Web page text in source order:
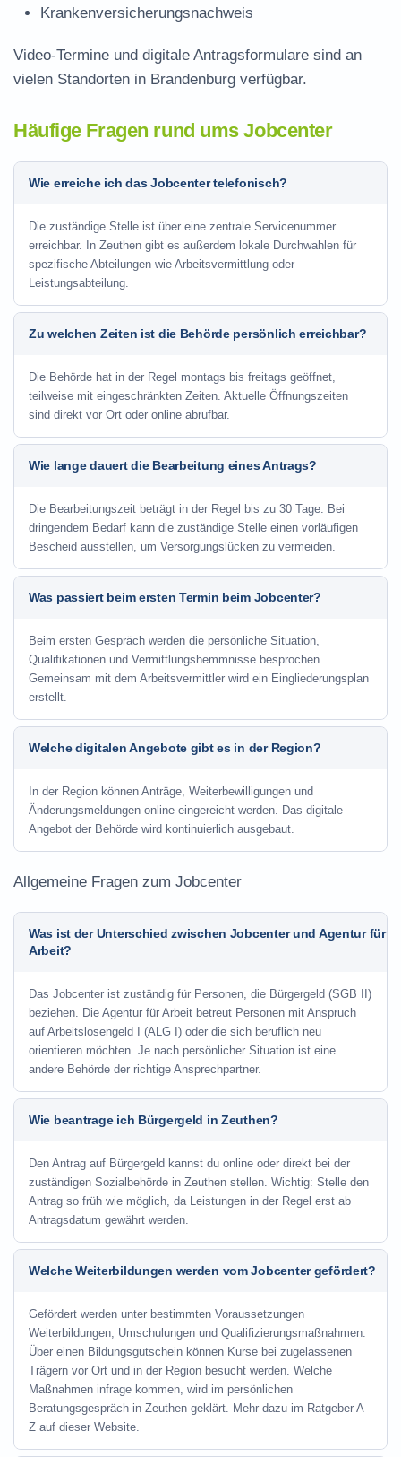
Krankenversicherungsnachweis
Video-Termine und digitale Antragsformulare sind an
vielen Standorten in Brandenburg verfügbar.
Häufige Fragen rund ums Jobcenter
Wie erreiche ich das Jobcenter telefonisch?
Die zuständige Stelle ist über eine zentrale Servicenummer
erreichbar. In Zeuthen gibt es außerdem lokale Durchwahlen für
spezifische Abteilungen wie Arbeitsvermittlung oder
Leistungsabteilung.
Zu welchen Zeiten ist die Behörde persönlich erreichbar?
Die Behörde hat in der Regel montags bis freitags geöffnet,
teilweise mit eingeschränkten Zeiten. Aktuelle Öffnungszeiten
sind direkt vor Ort oder online abrufbar.
Wie lange dauert die Bearbeitung eines Antrags?
Die Bearbeitungszeit beträgt in der Regel bis zu 30 Tage. Bei
dringendem Bedarf kann die zuständige Stelle einen vorläufigen
Bescheid ausstellen, um Versorgungslücken zu vermeiden.
Was passiert beim ersten Termin beim Jobcenter?
Beim ersten Gespräch werden die persönliche Situation,
Qualifikationen und Vermittlungshemmnisse besprochen.
Gemeinsam mit dem Arbeitsvermittler wird ein Eingliederungsplan
erstellt.
Welche digitalen Angebote gibt es in der Region?
In der Region können Anträge, Weiterbewilligungen und
Änderungsmeldungen online eingereicht werden. Das digitale
Angebot der Behörde wird kontinuierlich ausgebaut.
Allgemeine Fragen zum Jobcenter
Was ist der Unterschied zwischen Jobcenter und Agentur für
Arbeit?
Das Jobcenter ist zuständig für Personen, die Bürgergeld (SGB II)
beziehen. Die Agentur für Arbeit betreut Personen mit Anspruch
auf Arbeitslosengeld I (ALG I) oder die sich beruflich neu
orientieren möchten. Je nach persönlicher Situation ist eine
andere Behörde der richtige Ansprechpartner.
Wie beantrage ich Bürgergeld in Zeuthen?
Den Antrag auf Bürgergeld kannst du online oder direkt bei der
zuständigen Sozialbehörde in Zeuthen stellen. Wichtig: Stelle den
Antrag so früh wie möglich, da Leistungen in der Regel erst ab
Antragsdatum gewährt werden.
Welche Weiterbildungen werden vom Jobcenter gefördert?
Gefördert werden unter bestimmten Voraussetzungen
Weiterbildungen, Umschulungen und Qualifizierungsmaßnahmen.
Über einen Bildungsgutschein können Kurse bei zugelassenen
Trägern vor Ort und in der Region besucht werden. Welche
Maßnahmen infrage kommen, wird im persönlichen
Beratungsgespräch in Zeuthen geklärt. Mehr dazu im Ratgeber A–
Z auf dieser Website.